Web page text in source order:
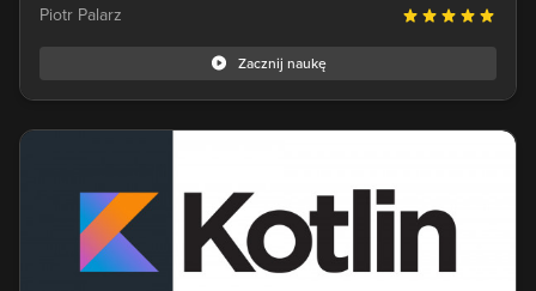
Piotr Palarz
Zacznij naukę